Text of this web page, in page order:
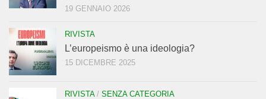
19 GENNAIO 2026
RIVISTA
L’europeismo è una ideologia?
15 DICEMBRE 2025
RIVISTA/ SENZA CATEGORIA